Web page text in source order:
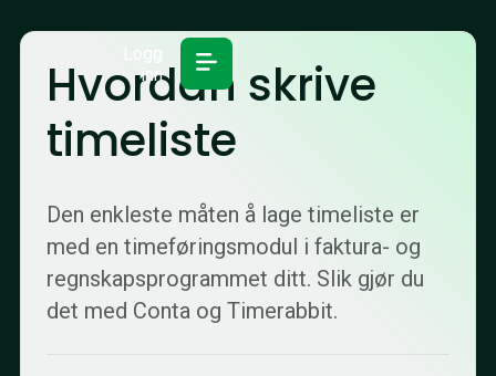
Logg
inn
Hvordan skrive
timeliste
Den enkleste måten å lage timeliste er
med en timeføringsmodul i faktura- og
regnskapsprogrammet ditt. Slik gjør du
det med Conta og Timerabbit.